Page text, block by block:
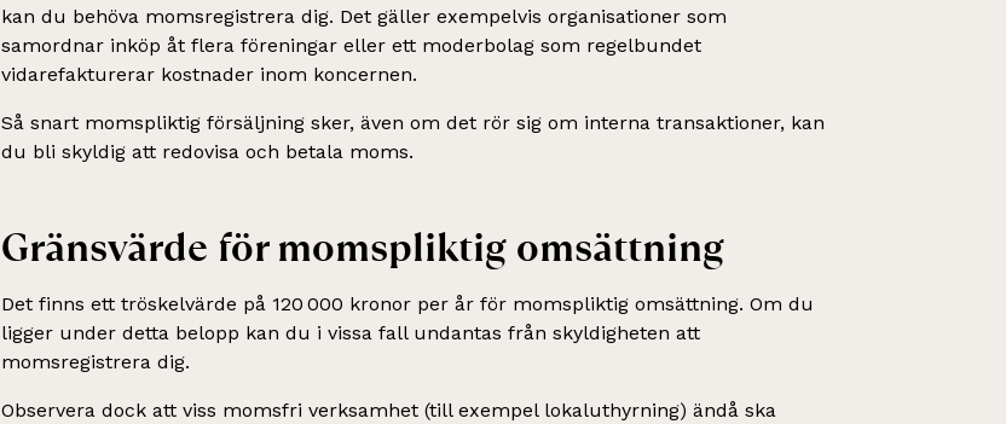
kan du behöva momsregistrera dig. Det gäller exempelvis organisationer som
samordnar inköp åt flera föreningar eller ett moderbolag som regelbundet
vidarefakturerar kostnader inom koncernen.
Så snart momspliktig försäljning sker, även om det rör sig om interna transaktioner, kan
du bli skyldig att redovisa och betala moms.
Gränsvärde för momspliktig omsättning
Det finns ett tröskelvärde på 120 000 kronor per år för momspliktig omsättning. Om du
ligger under detta belopp kan du i vissa fall undantas från skyldigheten att
momsregistrera dig.
Observera dock att viss momsfri verksamhet (till exempel lokaluthyrning) ändå ska